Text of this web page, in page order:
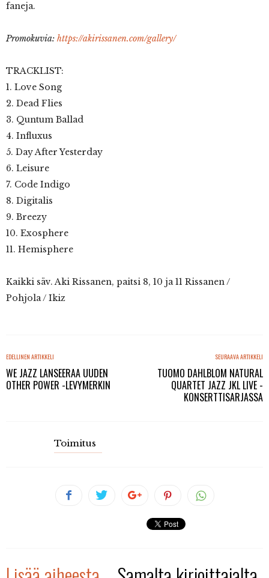
faneja.
Promokuvia: https://akirissanen.com/gallery/
TRACKLIST:
1. Love Song
2. Dead Flies
3. Quntum Ballad
4. Influxus
5. Day After Yesterday
6. Leisure
7. Code Indigo
8. Digitalis
9. Breezy
10. Exosphere
11. Hemisphere
Kaikki säv. Aki Rissanen, paitsi 8, 10 ja 11 Rissanen /
Pohjola / Ikiz
EDELLINEN ARTIKKELI
WE JAZZ LANSEERAA UUDEN
OTHER POWER -LEVYMERKIN
SEURAAVA ARTIKKELI
TUOMO DAHLBLOM NATURAL
QUARTET JAZZ JKL LIVE -
KONSERTTISARJASSA
Toimitus